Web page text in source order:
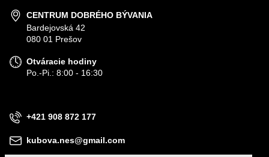
CENTRUM DOBRÉHO BÝVANIA
Bardejovská 42
080 01 Prešov
Otváracie hodiny
Po.-Pi.: 8:00 - 16:30
+421 908 872 177
kubova.nes@gmail.com